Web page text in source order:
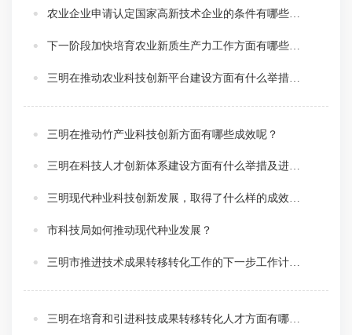
农业企业申请认定国家高新技术企业的条件有哪些呢？
下一阶段加快培育农业新质生产力工作方面有哪些思路？
三明在推动竹产业科技创新方面有哪些成效呢？
三明在科技人才创新体系建设方面有什么举措及进展？
三明现代种业科技创新发展，取得了什么样的成效呢？
市科技局如何推动现代种业发展？